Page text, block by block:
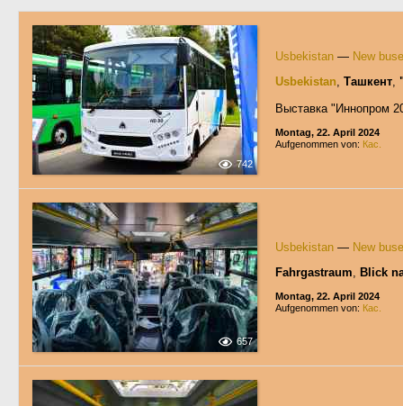
742
Usbekistan — New
Usbekistan, Ташкент,
Выставка "Иннопром
Montag, 22. April 2024
Aufgenommen von: Кас.
657
Usbekistan — New
Fahrgastraum, Blick
Montag, 22. April 2024
Aufgenommen von: Кас.